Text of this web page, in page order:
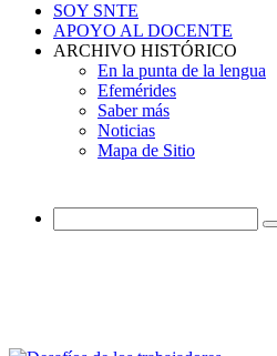
SOY SNTE
APOYO AL DOCENTE
ARCHIVO HISTÓRICO
En la punta de la lengua
Efemérides
Saber más
Noticias
Mapa de Sitio